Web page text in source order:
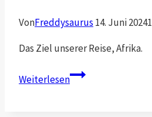
VonFreddysaurus 14. Juni 2024
Das Ziel unserer Reise, Afrika.
WeiterlesenAlea